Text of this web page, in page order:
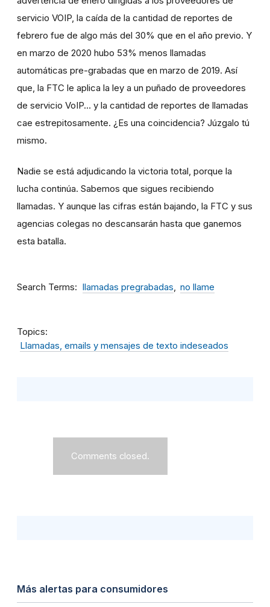
servicio VOIP, la caída de la cantidad de reportes de
febrero fue de algo más del 30% que en el año previo. Y
en marzo de 2020 hubo 53% menos llamadas
automáticas pre-grabadas que en marzo de 2019. Así
que, la FTC le aplica la ley a un puñado de proveedores
de servicio VoIP… y la cantidad de reportes de llamadas
cae estrepitosamente. ¿Es una coincidencia? Júzgalo tú
mismo.
Nadie se está adjudicando la victoria total, porque la
lucha continúa. Sabemos que sigues recibiendo
llamadas. Y aunque las cifras están bajando, la FTC y sus
agencias colegas no descansarán hasta que ganemos
esta batalla.
Search Terms llamadas pregrabadas no llame
Topics
Llamadas, emails y mensajes de texto indeseados
Comments closed.
Más alertas para consumidores